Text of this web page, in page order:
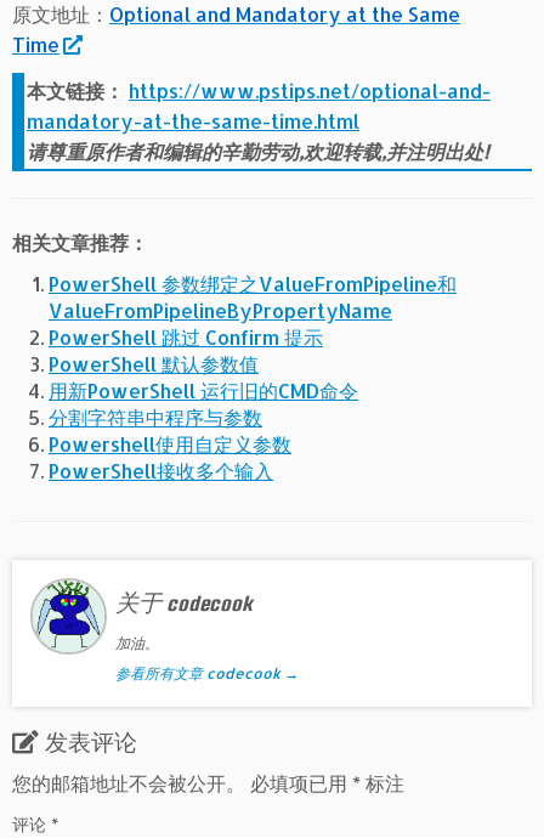
原文地址： Optional and Mandatory at the Same
Time
本文链接： https://www.pstips.net/optional-and-
mandatory-at-the-same-time.html
请尊重原作者和编辑的辛勤劳动,欢迎转载,并注明出处!
相关文章推荐：
PowerShell 参数绑定之ValueFromPipeline和
ValueFromPipelineByPropertyName
PowerShell 跳过 Confirm 提示
PowerShell 默认参数值
用新PowerShell 运行旧的CMD命令
分割字符串中程序与参数
Powershell使用自定义参数
PowerShell接收多个输入
关于 codecook
加油。
参看所有文章 codecook →
发表评论
您的邮箱地址不会被公开。
必填项已用 *标注
评论 *